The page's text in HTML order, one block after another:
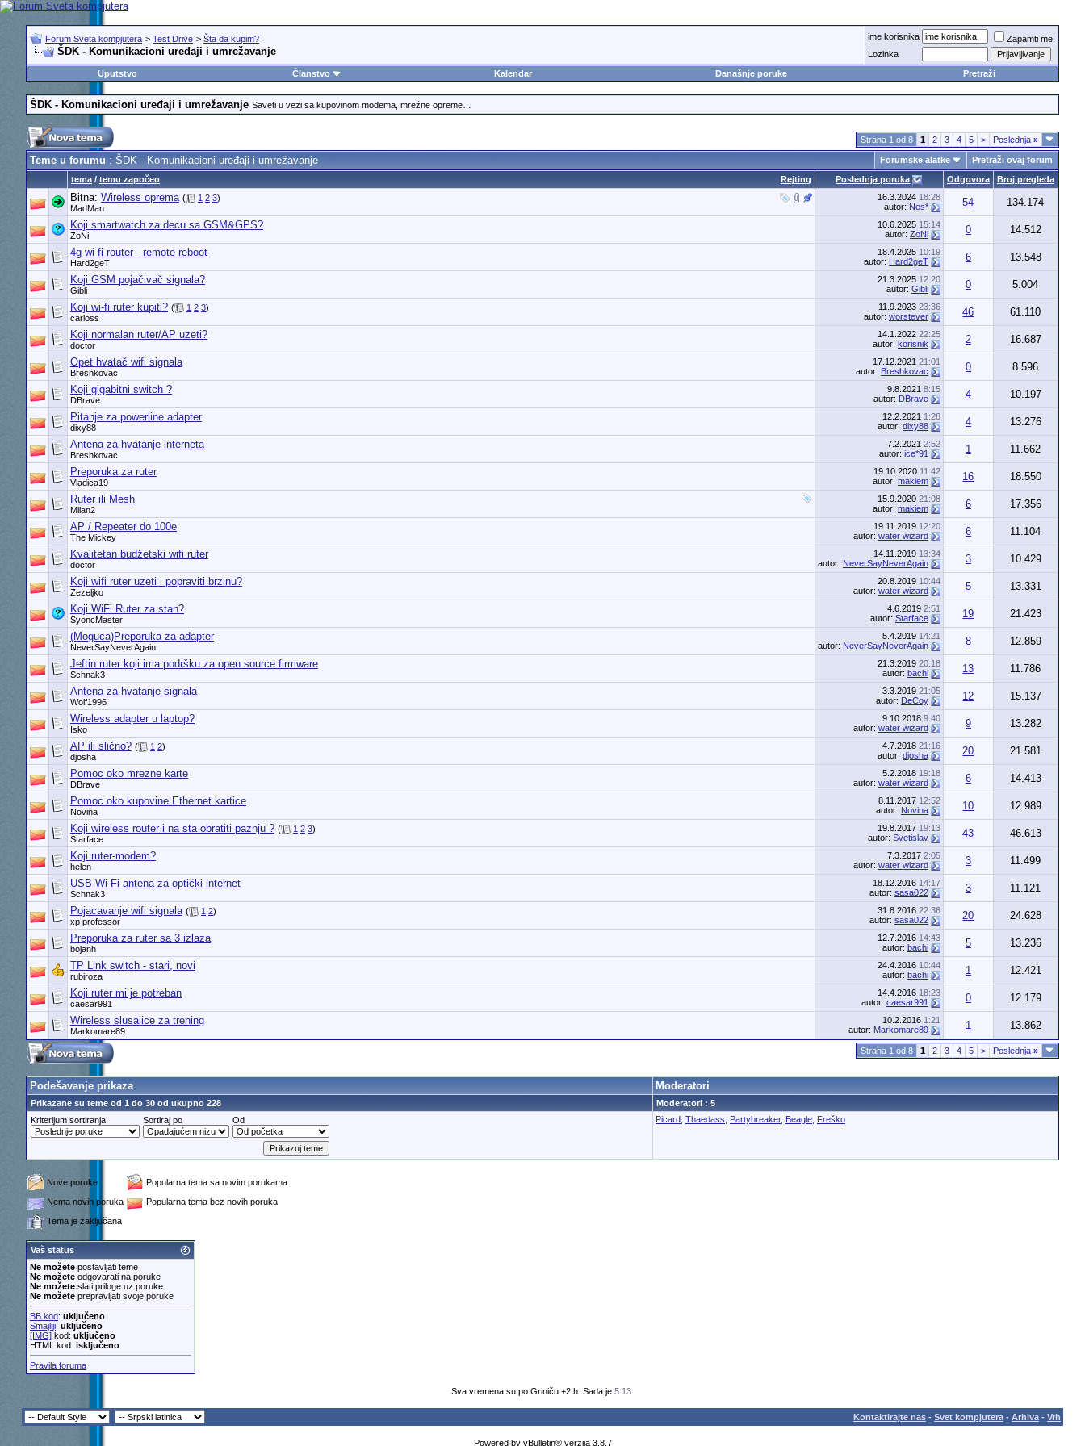
Forum Sveta kompjutera > Test Drive > Šta da kupim?
ŠDK - Komunikacioni uređaji i umrežavanje
ime korisnika
Zapamti me!
Lozinka
Uputstvo
Članstvo Kalendar Današnje poruke Pretraži
ŠDK - Komunikacioni uređaji i umrežavanje Saveti u vezi sa kupovinom modema, mrežne opreme…
Strana 1 od 8 1 2 3 4 5 > Poslednja »
Teme u forumu: ŠDK - Komunikacioni uređaji i umrežavanje Forumske alatke
Pretraži ovaj forum
Rejting
tema/ temu započeo Poslednja poruka Odgovora Broj pregleda
Bitna: Wireless oprema ( 1 2 3)
MadMan
16.3.2024 18:28
autor: Nes* 54
134.174
Koji.smartwatch.za.decu.sa.GSM&GPS?
ZoNi
10.6.2025 15:14
autor: ZoNi 0
14.512
4g wi fi router - remote reboot
Hard2geT
18.4.2025 10:19
autor: Hard2geT 6
13.548
Koji GSM pojačivač signala?
Gibli
21.3.2025 12:20
autor: Gibli 0
5.004
Koji wi-fi ruter kupiti? ( 1 2 3)
carloss
11.9.2023 23:36
autor: worstever 46
61.110
Koji normalan ruter/AP uzeti?
doctor
14.1.2022 22:25
autor: korisnik 2
16.687
Opet hvatač wifi signala
Breshkovac
17.12.2021 21:01
autor: Breshkovac 0
8.596
Koji gigabitni switch ?
DBrave
9.8.2021 8:15
autor: DBrave 4
10.197
Pitanje za powerline adapter
dixy88
12.2.2021 1:28
autor: dixy88 4
13.276
Antena za hvatanje interneta
Breshkovac
7.2.2021 2:52
autor: ice*91 1
11.662
Preporuka za ruter
Vladica19
19.10.2020 11:42
autor: makiem 16
18.550
Ruter ili Mesh
Milan2
15.9.2020 21:08
autor: makiem 6
17.356
AP / Repeater do 100e
The Mickey
19.11.2019 12:20
autor: water wizard 6
11.104
Kvalitetan budžetski wifi ruter
doctor
14.11.2019 13:34
autor: NeverSayNeverAgain 3
10.429
Koji wifi ruter uzeti i popraviti brzinu?
Zezeljko
20.8.2019 10:44
autor: water wizard 5
13.331
Koji WiFi Ruter za stan?
SyoncMaster
4.6.2019 2:51
autor: Starface 19
21.423
(Moguca)Preporuka za adapter
NeverSayNeverAgain
5.4.2019 14:21
autor: NeverSayNeverAgain 8
12.859
Jeftin ruter koji ima podršku za open source firmware
Schnak3
21.3.2019 20:18
autor: bachi 13
11.786
Antena za hvatanje signala
Wolf1996
3.3.2019 21:05
autor: DeCoy 12
15.137
Wireless adapter u laptop?
Isko
9.10.2018 9:40
autor: water wizard 9
13.282
AP ili slično? ( 1 2)
djosha
4.7.2018 21:16
autor: djosha 20
21.581
Pomoc oko mrezne karte
DBrave
5.2.2018 19:18
autor: water wizard 6
14.413
Pomoc oko kupovine Ethernet kartice
Novina
8.11.2017 12:52
autor: Novina 10
12.989
Koji wireless router i na sta obratiti paznju ? ( 1 2 3)
Starface
19.8.2017 19:13
autor: Svetislav 43
46.613
Koji ruter-modem?
helen
7.3.2017 2:05
autor: water wizard 3
11.499
USB Wi-Fi antena za optički internet
Schnak3
18.12.2016 14:17
autor: sasa022 3
11.121
Pojacavanje wifi signala ( 1 2)
xp professor
31.8.2016 22:36
autor: sasa022 20
24.628
Preporuka za ruter sa 3 izlaza
bojanh
12.7.2016 14:43
autor: bachi 5
13.236
TP Link switch - stari, novi
rubiroza
24.4.2016 10:44
autor: bachi 1
12.421
Koji ruter mi je potreban
caesar991
14.4.2016 18:23
autor: caesar991 0
12.179
Wireless slusalice za trening
Markomare89
10.2.2016 1:21
autor: Markomare89 1 13.862
Strana 1 od 8 1 2 3 4 5 > Poslednja »
Podešavanje prikaza Moderatori
Prikazane su teme od 1 do 30 od ukupno 228
Moderatori : 5
Kriterijum sortiranja:
Sortiraj po Od Picard, Thaedass Partybreaker, Beagle, Freško
Nove poruke
Popularna tema sa novim porukama
Nema novih poruka
Popularna tema bez novih poruka
Tema je zaključana
Vaš status
Ne možetepostavljati teme
Ne možeteodgovarati na poruke
Ne možeteslati priloge uz poruke
Ne možeteprepravljati svoje poruke
BB kod: uključeno
Smajliji: uključeno
[IMG]kod: uključeno
HTML kod: isključeno
Pravila foruma
Sva vremena su po Griniču +2 h. Sada je 5:13.
Kontaktirajte nas - Svet kompjutera - Arhiva - Vrh
Powered by vBulletin® verzija 3.8.7